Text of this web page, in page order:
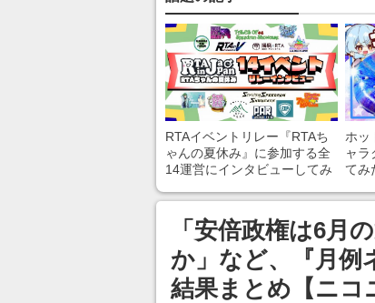
RTAイベントリレー『RTAち
ゃんの夏休み』に参加する全
14運営にインタビューしてみ
ンネルの貸し出しを利用し8/9
から1週間にわたって開催
ホッ
ャラ
てみ
「安倍政権は6月
か」など、『月例
結果まとめ【ニコ